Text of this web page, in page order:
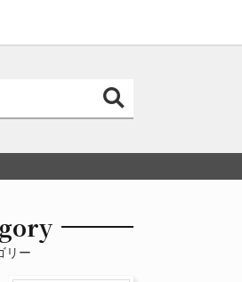
リー